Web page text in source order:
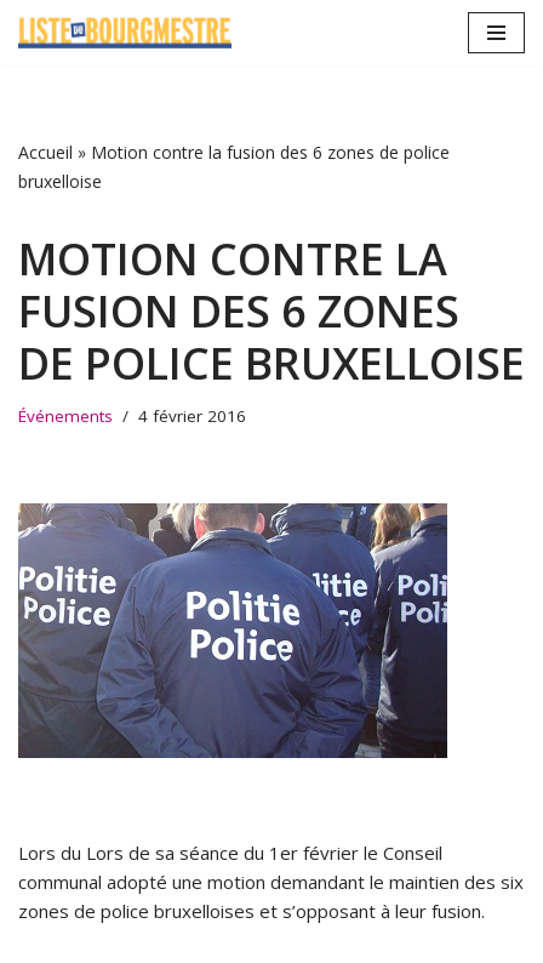
Accueil » Motion contre la fusion des 6 zones de police
bruxelloise
MOTION CONTRE LA
FUSION DES 6 ZONES
DE POLICE BRUXELLOISE
Événements 4 février 2016
Lors du Lors de sa séance du 1er février le Conseil
communal adopté une motion demandant le maintien des six
zones de police bruxelloises et s’opposant à leur fusion.